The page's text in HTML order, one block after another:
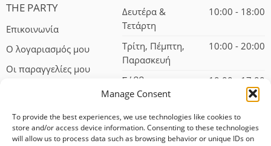
Manage Consent
To provide the best experiences, we use technologies like cookies to
store and/or access device information. Consenting to these technologies
will allow us to process data such as browsing behavior or unique IDs on
THE PARTY
Επικοινωνία
Ο λογαριασμός μου
Οι παραγγελίες μου
Δευτέρα &
Τετάρτη
10:00 - 18:00
Τρίτη, Πέμπτη,
Παρασκευή
10:00 - 20:00
Σάββατο 10:00 - 17:00